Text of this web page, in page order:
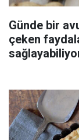
Günde bir
çeken